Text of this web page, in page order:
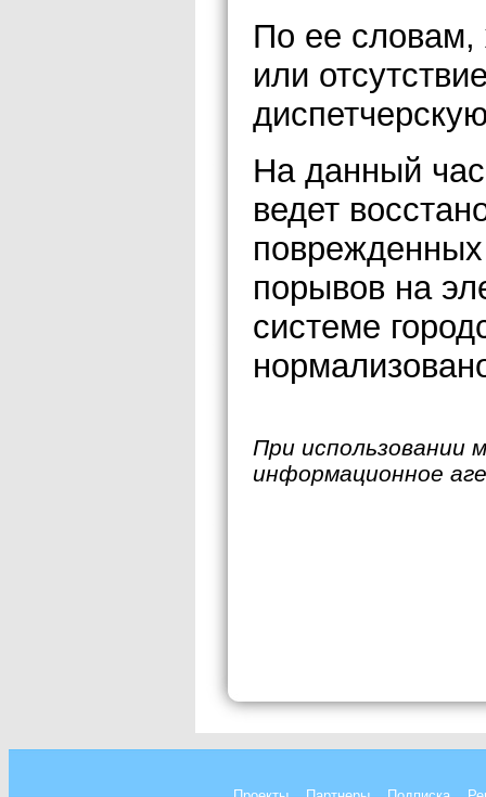
По ее словам,
или
На данный час
ведет
порывов на
системе
При использовании
информационное